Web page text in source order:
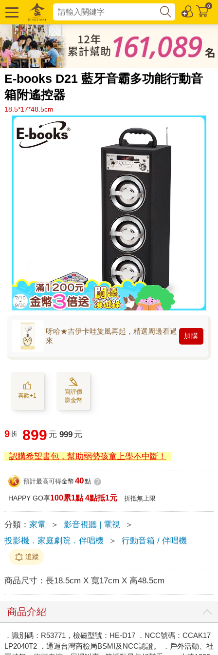
0
E-books D21 藍牙音霸多功能行動音
箱附遙控器
18.5*17*48.5cm
呀哈★吉伊卡哇旋風再起，精選周邊看過
來
加購
喜歡+1
寫評價
賺金幣
9 折 899 元 999 元
認購希望書包，幫助弱勢孩童上學不中斷！
預計最高可得金幣 40點 ?
HAPPY GO享100累1點 4點抵1元 折抵無上限
分類： 家電 ＞ 影音視聽 | 電視
＞
投影機．家庭劇院．伴唱機
＞ 行動音箱 / 伴唱機
追蹤
商品尺寸： 長18.5cm X 寬17cm X 高48.5cm
商品介紹
．識別碼：R53771，檢磁型號：HE-D17 ．NCC號碼：CCAK17
LP2040T2 ．通過台灣商檢局BSMI及NCC認證。 ．戶外活動、社